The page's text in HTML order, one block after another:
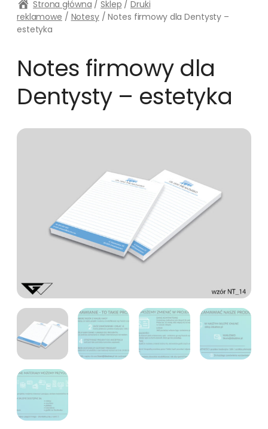
Strona główna / Sklep / Druki
reklamowe / Notesy/ Notes firmowy dla Dentysty –
estetyka
Notes firmowy dla
Dentysty – estetyka